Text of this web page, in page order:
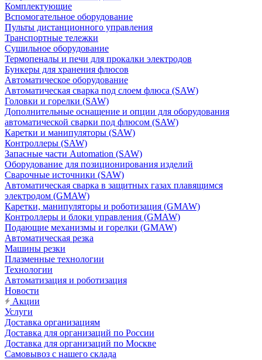
Комплектующие
Вспомогательное оборудование
Пульты дистанционного управления
Транспортные тележки
Сушильное оборудование
Термопеналы и печи для прокалки электродов
Бункеры для хранения флюсов
Автоматическое оборудование
Автоматическая сварка под слоем флюса (SAW)
Головки и горелки (SAW)
Дополнительные оснащение и опции для оборудования
автоматической сварки под флюсом (SAW)
Каретки и манипуляторы (SAW)
Контроллеры (SAW)
Запасные части Automation (SAW)
Оборудование для позиционирования изделий
Сварочные источники (SAW)
Автоматическая сварка в защитных газах плавящимся
электродом (GMAW)
Каретки, манипуляторы и роботизация (GMAW)
Контроллеры и блоки управления (GMAW)
Подающие механизмы и горелки (GMAW)
Автоматическая резка
Машины резки
Плазменные технологии
Технологии
Автоматизация и роботизация
Новости
Акции
Услуги
Доставка организациям
Доставка для организаций по России
Доставка для организаций по Москве
Самовывоз с нашего склада